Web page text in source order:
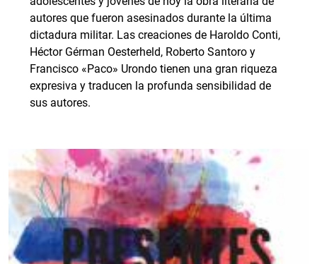
autores que fueron asesinados durante la última
dictadura militar. Las creaciones de Haroldo Conti,
Héctor Gérman Oesterheld, Roberto Santoro y
Francisco «Paco» Urondo tienen una gran riqueza
expresiva y traducen la profunda sensibilidad de
sus autores.